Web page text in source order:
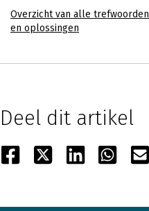
Overzicht van alle trefwoorden
en oplossingen
Deel dit artikel